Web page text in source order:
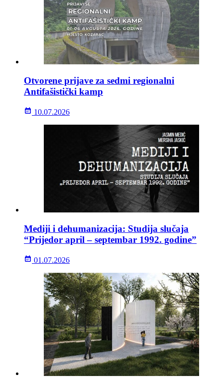
Otvorene prijave za sedmi regionalni
Antifašistički kamp
10.07.2026
Mediji i dehumanizacija: Studija slučaja
“Prijedor april – septembar 1992. godine”
01.07.2026